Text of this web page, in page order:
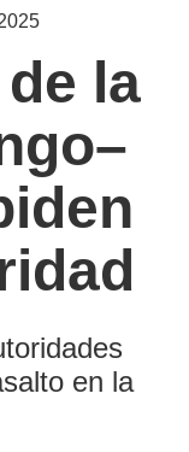
la
en la